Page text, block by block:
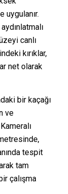
uygulanır.
canlı
kırıklar,
net olarak
bir kaçağı
ve
tespit
tam
çalışma